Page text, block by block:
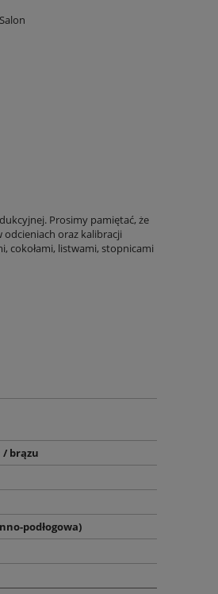
Prosimy pamiętać, że
oraz kalibracji
cokołami, listwami, stopnicami
/ brązu
podłogowa)